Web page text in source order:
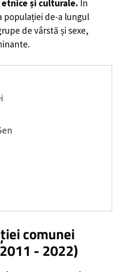
și culturale. În
populației de-a lungul
de vârstă și sexe,
comunei
- 2022)